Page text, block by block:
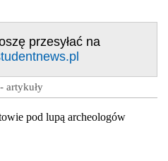
przesyłać na
artykuły
pod lupą archeologów